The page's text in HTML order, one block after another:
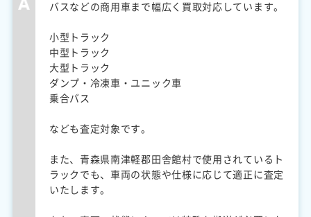
バスなどの商用車まで幅広く買取対応しています。
小型トラック
中型トラック
大型トラック
ダンプ・冷凍車・ユニック車
乗合バス
なども査定対象です。
また、青森県南津軽郡田舎館村で使用されているト
ラックでも、車両の状態や仕様に応じて適正に査定
いたします。